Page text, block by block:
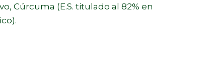
Cúrcuma (E.S. titulado al 82% en